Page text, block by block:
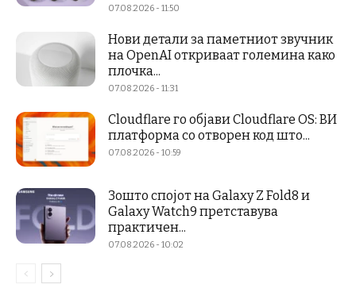
07.08.2026 - 11:50
Нови детали за паметниот звучник
на OpenAI откриваат големина како
плочка...
07.08.2026 - 11:31
Cloudflare го објави Cloudflare OS: ВИ
платформа со отворен код што...
07.08.2026 - 10:59
Зошто спојот на Galaxy Z Fold8 и
Galaxy Watch9 претставува
практичен...
07.08.2026 - 10:02